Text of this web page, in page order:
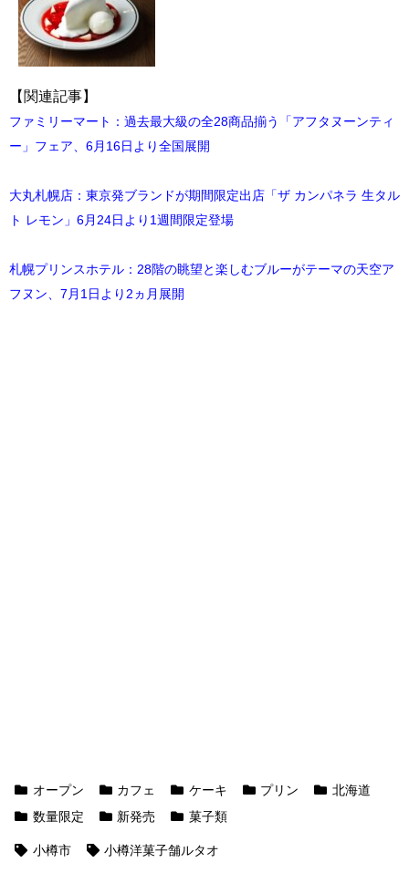
【関連記事】
ファミリーマート：過去最大級の全28商品揃う「アフタヌーンティ
ー」フェア、6月16日より全国展開
大丸札幌店：東京発ブランドが期間限定出店「ザ カンパネラ 生タル
ト レモン」6月24日より1週間限定登場
札幌プリンスホテル：28階の眺望と楽しむブルーがテーマの天空ア
フヌン、7月1日より2ヵ月展開
オープン カフェ ケーキ プリン
北海道
数量限定
新発売 菓子類
小樽市 小樽洋菓子舗ルタオ